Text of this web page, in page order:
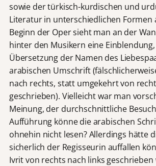
sowie der türkisch-kurdischen und
Literatur in unterschiedlichen Formen
Beginn der Oper sieht man an der
hinter den Musikern eine
Übersetzung der Namen des
arabischen Umschrift
nach rechts, statt umgekehrt von
geschrieben). Vielleicht war man
Meinung, der durchschnittliche
Aufführung könne die arabischen
ohnehin nicht lesen? Allerdings hätte
sicherlich der Regisseurin auffallen
Ivrit von rechts nach links geschrieben